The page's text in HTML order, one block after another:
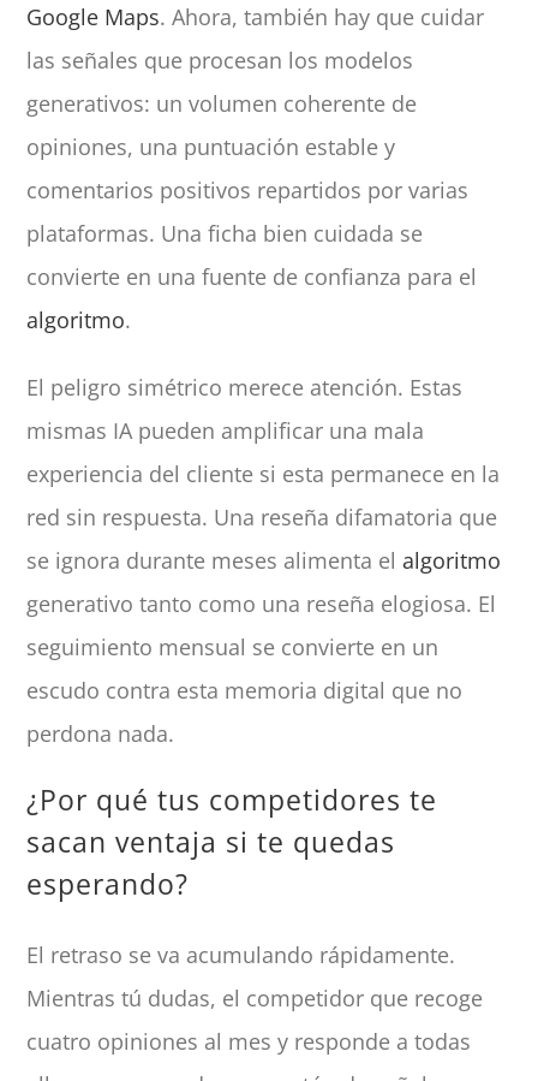
Google Maps. Ahora, también hay que cuidar
las señales que procesan los modelos
generativos: un volumen coherente de
opiniones, una puntuación estable y
comentarios positivos repartidos por varias
plataformas. Una ficha bien cuidada se
convierte en una fuente de confianza para el
algoritmo.
El peligro simétrico merece atención. Estas
mismas IA pueden amplificar una mala
experiencia del cliente si esta permanece en la
red sin respuesta. Una reseña difamatoria que
se ignora durante meses alimenta elalgoritmo
generativo tanto como una reseña elogiosa. El
seguimiento mensual se convierte en un
escudo contra esta memoria digital que no
perdona nada.
¿Por qué tus competidores te
sacan ventaja si te quedas
esperando?
El retraso se va acumulando rápidamente.
Mientras tú dudas, el competidor que recoge
cuatro opiniones al mes y responde a todas